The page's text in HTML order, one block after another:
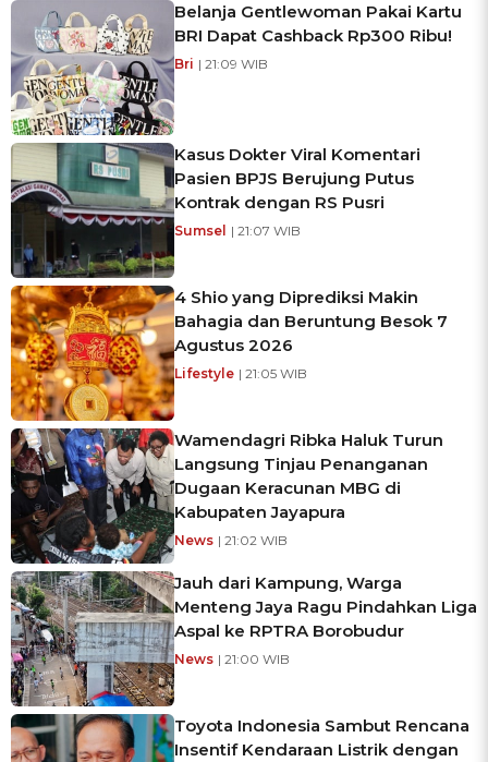
Belanja Gentlewoman Pakai Kartu
BRI Dapat Cashback Rp300 Ribu!
Bri | 21:09 WIB
Kasus Dokter Viral Komentari
Pasien BPJS Berujung Putus
Kontrak dengan RS Pusri
Sumsel | 21:07 WIB
4 Shio yang Diprediksi Makin
Bahagia dan Beruntung Besok 7
Agustus 2026
Lifestyle | 21:05 WIB
Wamendagri Ribka Haluk Turun
Langsung Tinjau Penanganan
Dugaan Keracunan MBG di
Kabupaten Jayapura
News | 21:02 WIB
Jauh dari Kampung, Warga
Menteng Jaya Ragu Pindahkan Liga
Aspal ke RPTRA Borobudur
News | 21:00 WIB
Toyota Indonesia Sambut Rencana
Insentif Kendaraan Listrik dengan